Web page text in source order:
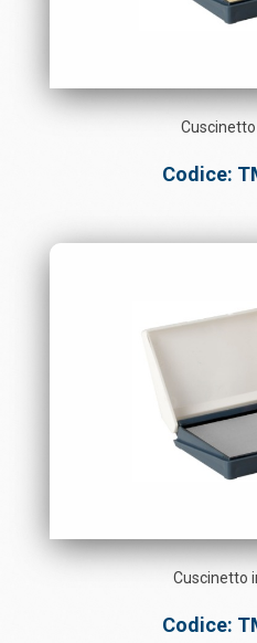
Codice:
Cuscinetto
Codice: